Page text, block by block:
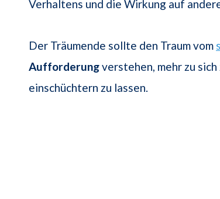
Verhaltens und die Wirkung auf
Der Träumende sollte den Traum vom
Aufforderungverstehen, mehr zu
einschüchtern zu lassen.